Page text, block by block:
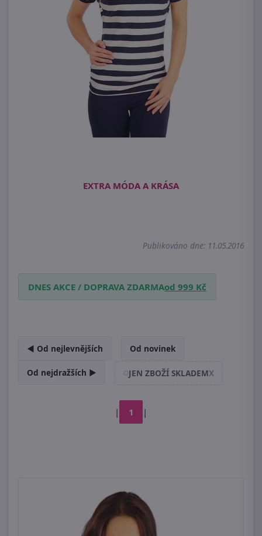
EXTRA MÓDA A KRÁSA
Publikováno dne: 11.05.2016
DNES AKCE / DOPRAVA ZDARMAod 999 Kč
◄ Od nejlevnějších Od novinek
Od nejdražších ► JEN ZBOŽÍ SKLADEMX
| 1 |